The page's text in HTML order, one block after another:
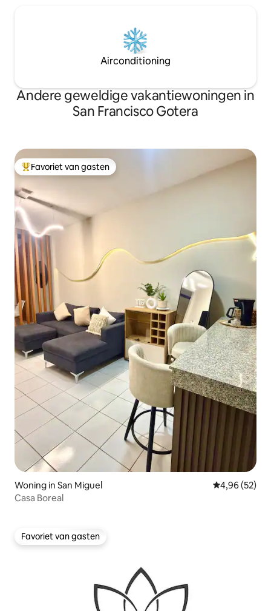
Airconditioning
Andere geweldige vakantiewoningen in
San Francisco Gotera
Topfavoriet van gasten
Favoriet van gasten
Woning in San Miguel Gemiddelde
4,96 (52)
Casa Boreal
Favoriet van gasten
Favoriet van gasten